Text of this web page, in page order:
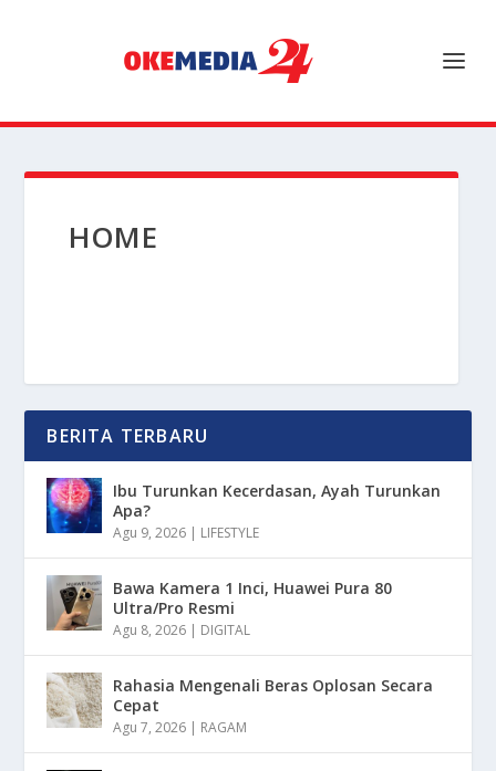
HOME
BERITA TERBARU
Ibu Turunkan Kecerdasan, Ayah Turunkan
Apa?
Agu 9, 2026 | LIFESTYLE
Bawa Kamera 1 Inci, Huawei Pura 80
Ultra/Pro Resmi
Agu 8, 2026 | DIGITAL
Rahasia Mengenali Beras Oplosan Secara
Cepat
Agu 7, 2026 | RAGAM